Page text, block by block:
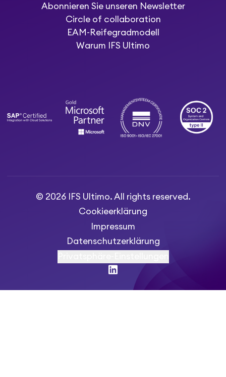
Abonnieren Sie unseren Newsletter
Circle of collaboration
EAM-Reifegradmodell
Warum IFS Ultimo
© 2026 IFS Ultimo. All rights reserved.
Cookieerklärung
Impressum
Datenschutzerklärung